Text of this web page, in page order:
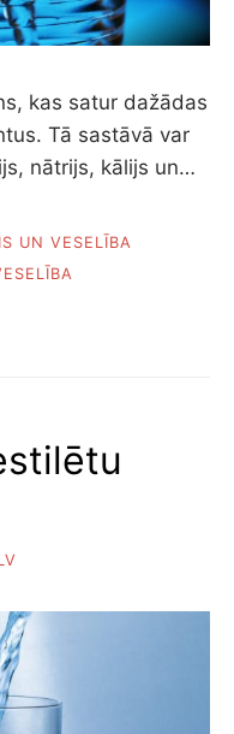
kas satur dažādas
Tā sastāvā var
nātrijs, kālijs un…
UN VESELĪBA